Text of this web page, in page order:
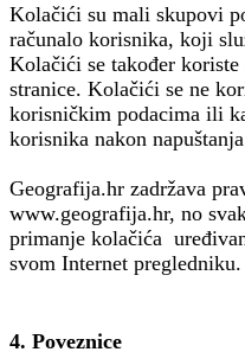
Kolačići su mali skupovi
računalo korisnika, koji
Kolačići se također
stranice. Kolačići se ne
korisničkim podacima ili
korisnika nakon
Geografija.hr zadržava
www.geografija.hr, no
primanje kolačića
svom Internet pregledniku.
4. Poveznice